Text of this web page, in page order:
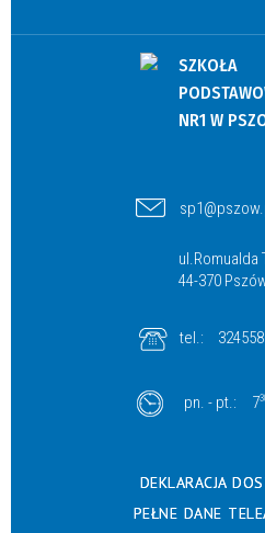
SZKOŁA
NR1 W
ul.Romualda
44-370
tel.:
pn. - pt.: 7
DEKLARACJA
PEŁNE DANE